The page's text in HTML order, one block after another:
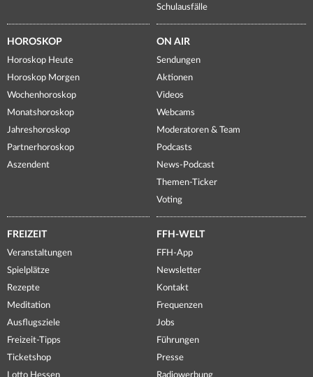
Schulausfälle
HOROSKOP
Horoskop Heute
Horoskop Morgen
Wochenhoroskop
Monatshoroskop
Jahreshoroskop
Partnerhoroskop
Aszendent
ON AIR
Sendungen
Aktionen
Videos
Webcams
Moderatoren & Team
Podcasts
News-Podcast
Themen-Ticker
Voting
FREIZEIT
Veranstaltungen
Spielplätze
Rezepte
Meditation
Ausflugsziele
Freizeit-Tipps
Ticketshop
Lotto Hessen
FFH-WELT
FFH-App
Newsletter
Kontakt
Frequenzen
Jobs
Führungen
Presse
Radiowerbung